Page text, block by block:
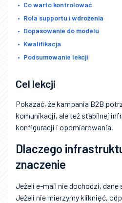
Co warto kontrolować
Rola supportu i wdrożenia
Dopasowanie do modelu
Kwalifikacja
Podsumowanie lekcji
Cel lekcji
Pokazać, że kampania B2B
komunikacji, ale też stabilnej
konfiguracji i opomiarowania.
Dlaczego
znaczenie
Jeżeli e-mail nie dochodzi, dane
Jeżeli nie mierzymy kliknięć,